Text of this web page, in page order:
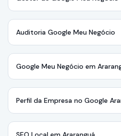
Auditoria Google Meu Negócio
Google Meu Negócio em
Perfil da Empresa no Google